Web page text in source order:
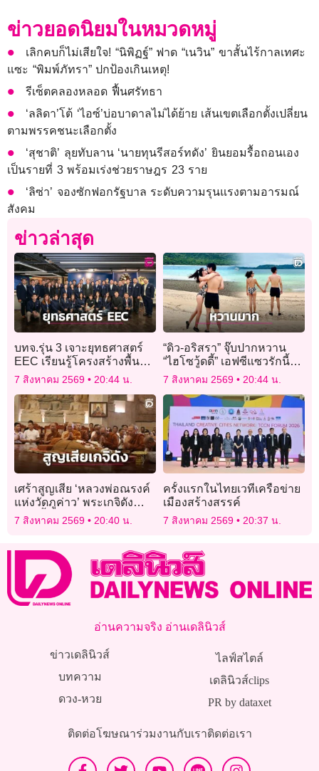
ข่าวยอดนิยมในหมวดหมู่
เลิกคบก็ไม่เสียใจ! “นิพิฏฐ์” ฟาด “เนวิน” ขาสั้นไร้กาลเทศะ
แซะ “พิมพ์ภัทรา” ปกป้องเกินเหตุ!
รีเซ็ตคลองหลอด ฟื้นศรัทธา
‘ลลิดา’โต้ ‘ไอซ์’บ่อบาดาลไม่ได้ย้าย เส้นเขตเลือกตั้งเปลี่ยน
ตามพรรคชนะเลือกตั้ง
‘สุชาติ’ ลุยทับลาน ‘นายทุนรีสอร์ทดัง’ ยินยอมรื้อถอนเอง
เป็นรายที่ 3 พร้อมเร่งช่วยราษฎร 23 ราย
‘ลิซ่า’ จองซักฟอกรัฐบาล ระดับความรุนแรงตามอารมณ์
สังคม
ข่าวล่าสุด
บทจ.รุ่น 3 เจาะยุทธศาสตร์
EEC เรียนรู้โครงสร้างพื้น
ฐาน–อุตสาหกรรมอนาคต
7 สิงหาคม 2569 20:44 น.
“ดิว-อริสรา” จุ๊บปากหวาน
“ไฮโซวู้ดดี้” เอฟซีแซวรักนี้
ลงตัว ค่อยๆเปิดค่อยๆดำเนิน
7 สิงหาคม 2569 20:44 น.
เศร้าสูญเสีย ‘หลวงพ่อณรงค์
แห่งวัดภูค่าว’ พระเกจิดัง
เมืองน้ำดำ สิริอายุ 71 ปี 38
7 สิงหาคม 2569 20:40 น.
ครั้งแรกในไทยเวทีเครือข่าย
เมืองสร้างสรรค์
7 สิงหาคม 2569 20:37 น.
อ่านความจริง อ่านเดลินิวส์
ข่าวเดลินิวส์
บทความ
ดวง-หวย
ไลฟ์สไตล์
เดลินิวส์clips
PR by dataxet
ติดต่อโฆษณาร่วมงานกับเราติดต่อเรา